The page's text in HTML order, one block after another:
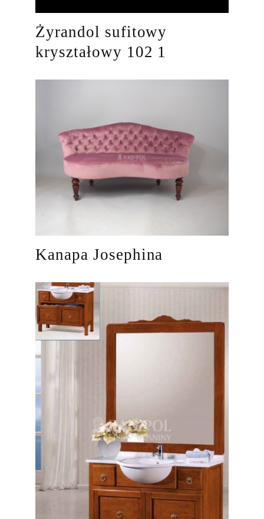
Żyrandol sufitowy
kryształowy 102 1
Kanapa Josephina